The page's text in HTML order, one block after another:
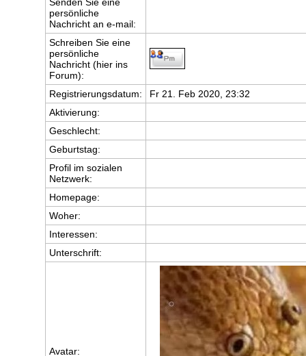
persönliche
Nachricht an e-mail:
Schreiben Sie eine
persönliche
Nachricht (hier ins
Forum):
Registrierungsdatum:
Fr 21. Feb 2020, 23:32
Aktivierung:
Geschlecht:
Geburtstag:
Profil im sozialen
Netzwerk:
Homepage:
Woher:
Interessen:
Unterschrift:
Avatar: